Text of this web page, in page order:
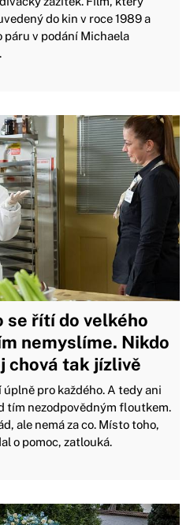
do kin v roce 1989 a
v podání Michaela
se řítí do velkého
nemyslíme. Nikdo
chová tak jízlivě
pro každého. A tedy ani
tím nezodpovědným floutkem.
ale nemá za co. Místo toho,
o pomoc, zatlouká.